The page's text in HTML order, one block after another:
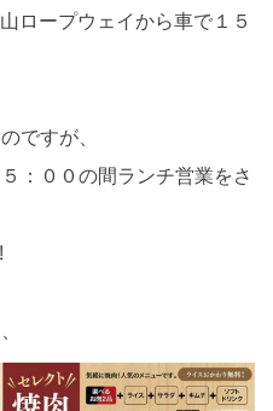
ロープウェイから車で１５
ですが、
：００の間ランチ営業をさ